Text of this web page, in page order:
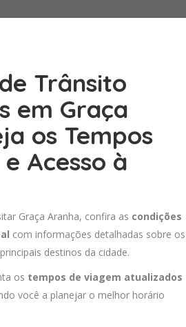
Trânsito
em Graça
os Tempos
Acesso à
Graça Aranha, confira as condições
com informações detalhadas sobre os
destinos da cidade.
os tempos de viagem atualizados
você a planejar o melhor horário